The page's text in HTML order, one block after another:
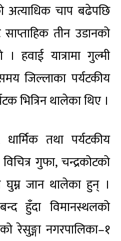
अत्याधिक चाप बढेपछि
साप्ताहिक तीन उडानको
हवाई यात्रामा गुल्मी
जिल्लाका पर्यटकीय
भित्रिन थालेका थिए ।
तथा पर्यटकीय
गुफा, चन्द्रकोटको
घुम्न जान थालेका हुन् ।
हुँदा विमानस्थलको
रेसुङ्गा नगरपालिका–१